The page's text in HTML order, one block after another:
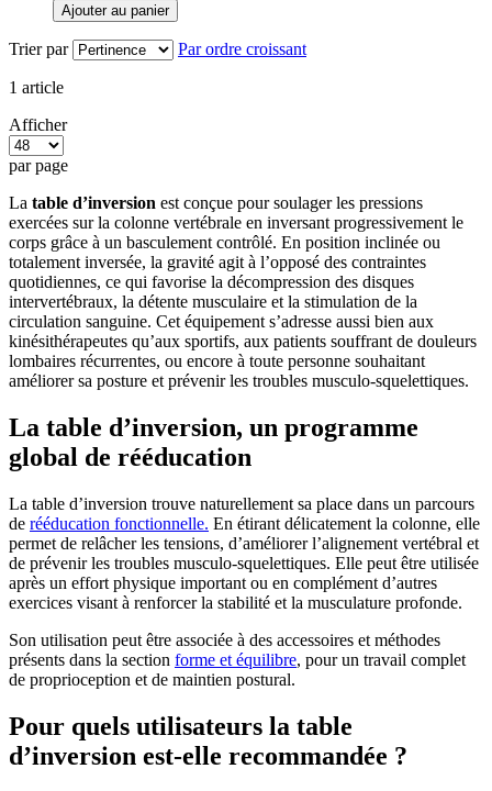
Ajouter au panier
Trier par Par ordre croissant
1 article
Afficher
par page
La table d’inversion est conçue pour soulager les pressions
exercées sur la colonne vertébrale en inversant progressivement le
corps grâce à un basculement contrôlé. En position inclinée ou
totalement inversée, la gravité agit à l’opposé des contraintes
quotidiennes, ce qui favorise la décompression des disques
intervertébraux, la détente musculaire et la stimulation de la
circulation sanguine. Cet équipement s’adresse aussi bien aux
kinésithérapeutes qu’aux sportifs, aux patients souffrant de douleurs
lombaires récurrentes, ou encore à toute personne souhaitant
améliorer sa posture et prévenir les troubles musculo‑squelettiques.
La table d’inversion, un programme
global de rééducation
La table d’inversion trouve naturellement sa place dans un parcours
de rééducation fonctionnelle. En étirant délicatement la colonne, elle
permet de relâcher les tensions, d’améliorer l’alignement vertébral et
de prévenir les troubles musculo-squelettiques. Elle peut être utilisée
après un effort physique important ou en complément d’autres
exercices visant à renforcer la stabilité et la musculature profonde.
Son utilisation peut être associée à des accessoires et méthodes
présents dans la section forme et équilibre, pour un travail complet
de proprioception et de maintien postural.
Pour quels utilisateurs la table
d’inversion est-elle recommandée ?